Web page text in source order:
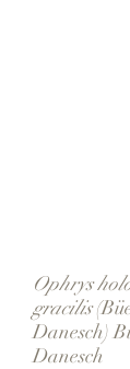
Ophrys
gracilis
Danesch)
Danesch